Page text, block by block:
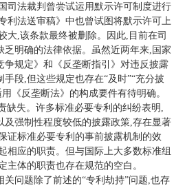
司法裁判曾尝试运用默示许可制度进行
利法送审稿》中也曾试图将默示许可上
大,该条款最终被删除。因此,目前在司
乏明确的法律依据。虽然近两年来,国家
争规定》和《反垄断指引》对违反披露
手段,但这些规定也存在“及时”“充分披
《反垄断法》的构成要件有待明确。
缺失。许多标准必要专利的纠纷表明,
及强制性程度较低的披露政策,存在显著
证标准必要专利的事前披露机制的效
相应的职责。但与国际上大多数标准组
主体的职责也存在规范的空白。
关问题除了前述的“专利劫持”问题,也存